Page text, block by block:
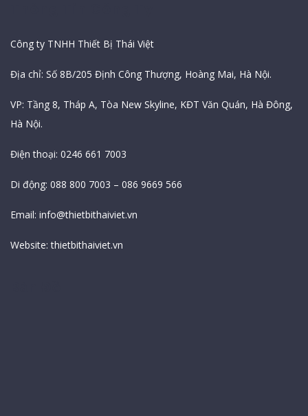
Công ty TNHH Thiết Bị Thái Việt
Địa chỉ: Số 8B/205 Định Công Thượng, Hoàng Mai, Hà Nội.
VP: Tầng 8, Tháp A, Tòa New Skyline, KĐT Văn Quán, Hà Đông,
Hà Nội.
Điện thoại: 0246 661 7003
Di động: 088 800 7003 – 086 9669 566
Email: info@thietbithaiviet.vn
Website:thietbithaiviet.vn